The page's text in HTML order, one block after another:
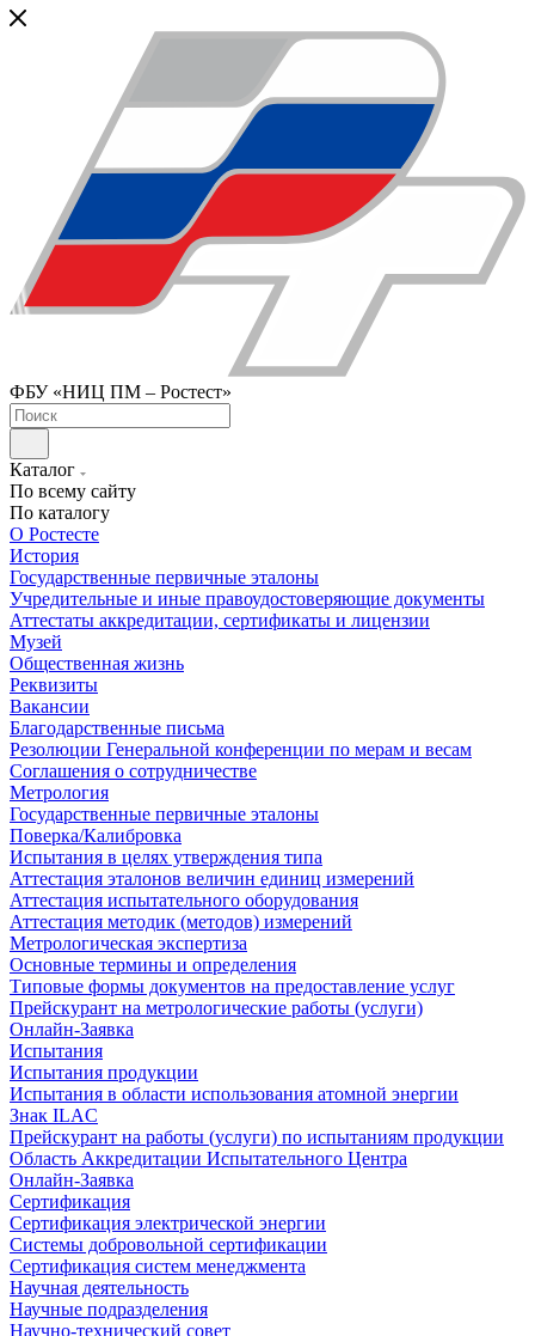
ФБУ «НИЦ ПМ – Ростест»
Каталог
По всему сайту
По каталогу
О Ростесте
История
Государственные первичные эталоны
Учредительные и иные правоудостоверяющие документы
Аттестаты аккредитации, сертификаты и лицензии
Музей
Общественная жизнь
Реквизиты
Вакансии
Благодарственные письма
Резолюции Генеральной конференции по мерам и весам
Соглашения о сотрудничестве
Метрология
Государственные первичные эталоны
Поверка/Калибровка
Испытания в целях утверждения типа
Аттестация эталонов величин единиц измерений
Аттестация испытательного оборудования
Аттестация методик (методов) измерений
Метрологическая экспертиза
Основные термины и определения
Типовые формы документов на предоставление услуг
Прейскурант на метрологические работы (услуги)
Онлайн-Заявка
Испытания
Испытания продукции
Испытания в области использования атомной энергии
Знак ILAC
Прейскурант на работы (услуги) по испытаниям продукции
Область Аккредитации Испытательного Центра
Онлайн-Заявка
Сертификация
Сертификация электрической энергии
Системы добровольной сертификации
Сертификация систем менеджмента
Научная деятельность
Научные подразделения
Научно-технический совет